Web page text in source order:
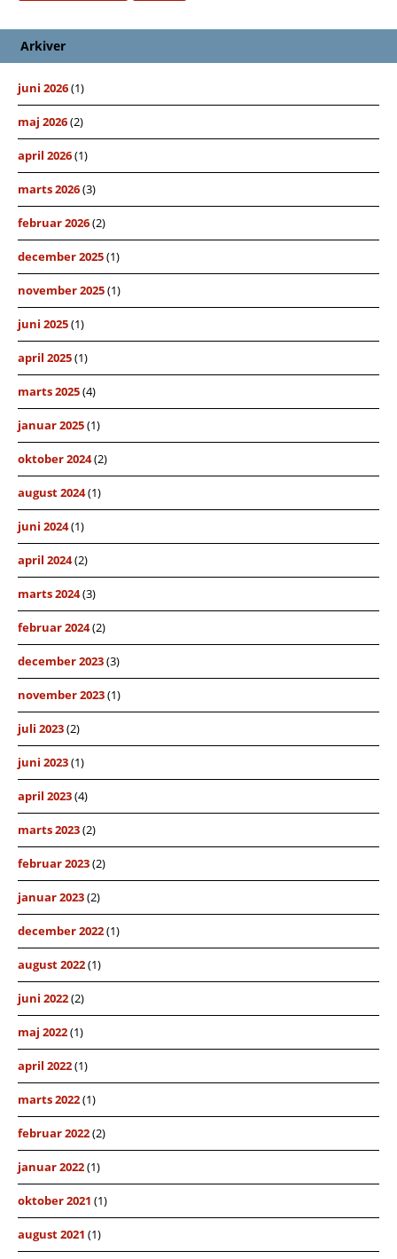
Arkiver
juni 2026(1)
maj 2026(2)
april 2026(1)
marts 2026(3)
februar 2026(2)
december 2025(1)
november 2025(1)
juni 2025(1)
april 2025(1)
marts 2025(4)
januar 2025(1)
oktober 2024(2)
august 2024(1)
juni 2024(1)
april 2024(2)
marts 2024(3)
februar 2024(2)
december 2023(3)
november 2023(1)
juli 2023(2)
juni 2023(1)
april 2023(4)
marts 2023(2)
februar 2023(2)
januar 2023(2)
december 2022(1)
august 2022(1)
juni 2022(2)
maj 2022(1)
april 2022(1)
marts 2022(1)
februar 2022(2)
januar 2022(1)
oktober 2021 (1)
august 2021 (1)